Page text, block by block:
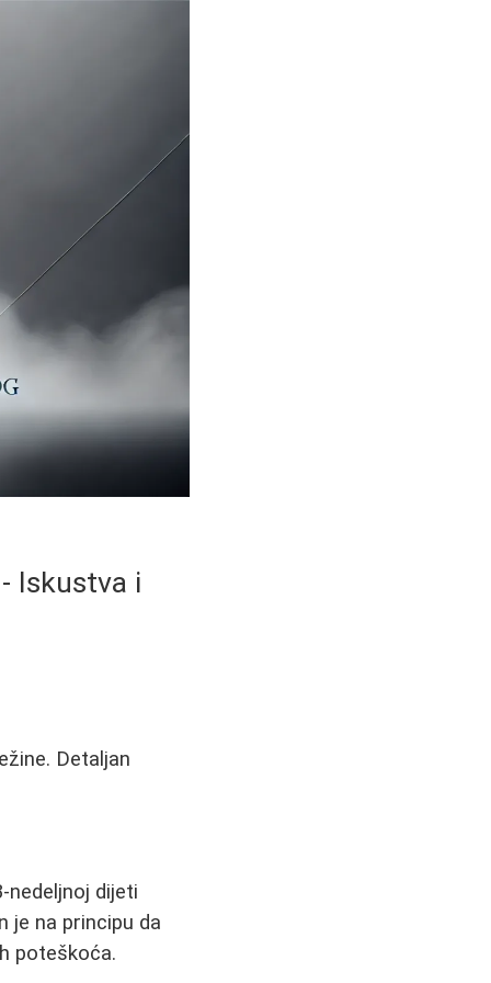
Iskustva i
Detaljan
dijeti
je na principu da
poteškoća.